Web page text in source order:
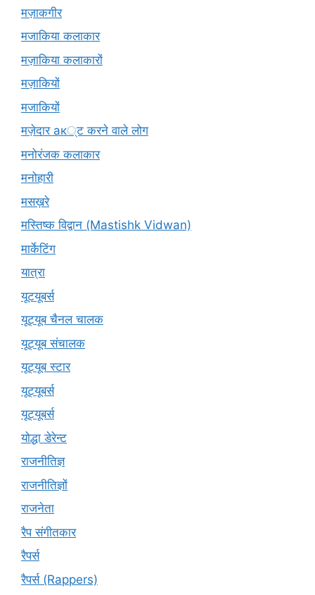
मज़ाकगीर
मजाकिया कलाकार
मज़ाकिया कलाकारों
मज़ाकियों
मजाकियों
मज़ेदार ак्ट करने वाले लोग
मनोरंजक कलाकार
मनोहारी
मसख़रे
मस्तिष्क विद्वान (Mastishk Vidwan)
मार्केटिंग
यात्रा
यूटयूबर्स
यूट्यूब चैनल चालक
यूट्यूब संचालक
यूट्यूब स्टार
यूट्यूबर्स
यूट्‍यूबर्स
योद्धा डेरेन्ट
राजनीतिज्ञ
राजनीतिज्ञों
राजनेता
रैप संगीतकार
रैपर्स
रैपर्स (Rappers)